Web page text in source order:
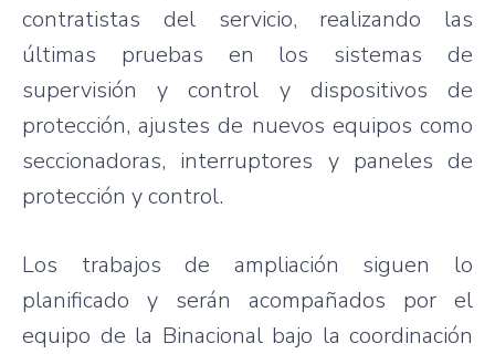
contratistas del servicio, realizando las
últimas pruebas en los sistemas de
supervisión y control y dispositivos de
protección, ajustes de nuevos equipos como
seccionadoras, interruptores y paneles de
protección y control.
Los trabajos de ampliación siguen lo
planificado y serán acompañados por el
equipo de la Binacional bajo la coordinación